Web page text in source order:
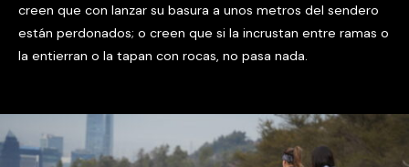
creen que con lanzar su basura a unos metros del sendero
están perdonados; o creen que si la incrustan entre ramas o
la entierran o la tapan con rocas, no pasa nada.